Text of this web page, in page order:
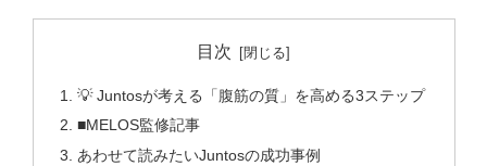
目次
💡 Juntosが考える「腹筋の質」を高める3ステップ
■MELOS監修記事
あわせて読みたいJuntosの成功事例